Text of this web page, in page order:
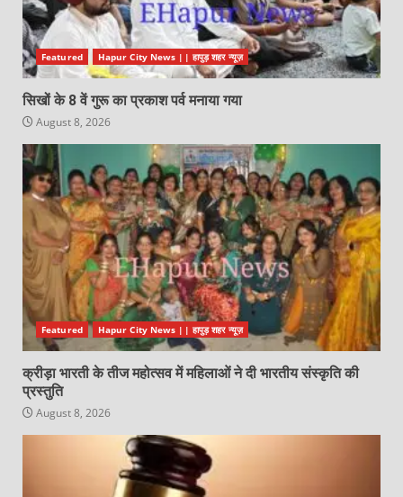
Featured Hapur City News || हापुड़ शहर न्यूज़
सिखों के 8 वें गुरू का प्रकाश पर्व मनाया गया
August 8, 2026
Featured Hapur City News || हापुड़ शहर न्यूज़
क्रीड़ा भारती के तीज महोत्सव में महिलाओं ने दी भारतीय संस्कृति की
प्रस्तुति
August 8, 2026